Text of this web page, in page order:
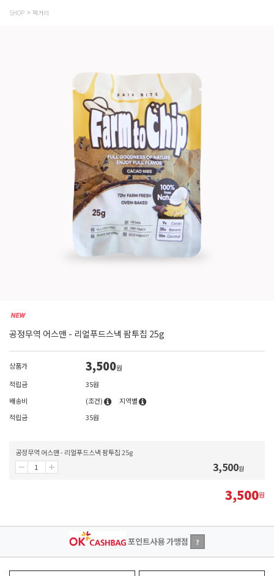
SHOP 먹거리
공정무역 어스맨 - 리얼푸드스낵 팜투칩 25g
상품가 3,500원
적립금
35원
배송비
(조건)
지역별
적립금
35원
공정무역 어스맨 - 리얼푸드스낵 팜투칩 25g
3,500원
3,500원
포인트사용 가맹점 ?